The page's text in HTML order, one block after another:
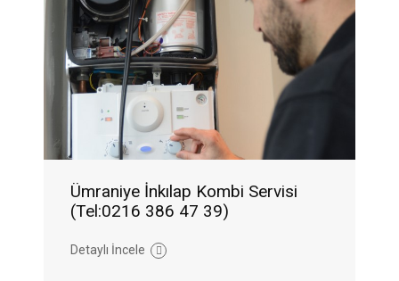
Ümraniye İnkılap Kombi Servisi
(Tel:0216 386 47 39)
Detaylı İncele